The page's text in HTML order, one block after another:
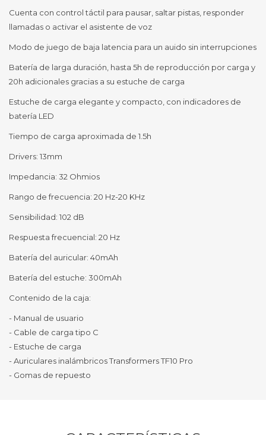
Cuenta con control táctil para pausar, saltar pistas, responder
llamadas o activar el asistente de voz
Modo de juego de baja latencia para un auido sin interrupciones
Batería de larga duración, hasta 5h de reproducción por carga y
20h adicionales gracias a su estuche de carga
Estuche de carga elegante y compacto, con indicadores de
batería LED
Tiempo de carga aproximada de 1.5h
Drivers: 13mm
Impedancia: 32 Ohmios
Rango de frecuencia: 20 Hz-20 KHz
Sensibilidad: 102 dB
Respuesta frecuencial: 20 Hz
Batería del auricular: 40mAh
Batería del estuche: 300mAh
Contenido de la caja:
- Manual de usuario
- Cable de carga tipo C
- Estuche de carga
- Auriculares inalámbricos Transformers TF10 Pro
- Gomas de repuesto